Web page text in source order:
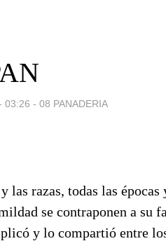
03:26 - 08 PANADERIA
las razas, todas las
se contraponen a su
y lo compartió entre